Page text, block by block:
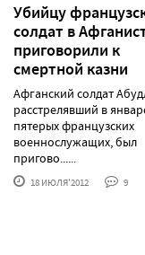
Убийцу
солдат в
приговорили к
смертной казни
Афганский солдат
расстрелявший в
пятерых французских
военнослужащих, был
пригово......
18 ИЮЛЯ'2012 9